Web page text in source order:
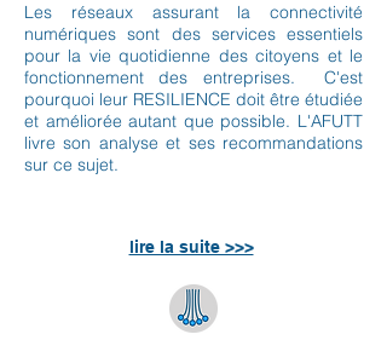
Les réseaux assurant la connectivité
numériques sont des services essentiels
pour la vie quotidienne des citoyens et le
fonctionnement des entreprises. C'est
pourquoi leur RESILIENCE doit être étudiée
et améliorée autant que possible. L'AFUTT
livre son analyse et ses recommandations
sur ce sujet.
lire la suite >>>